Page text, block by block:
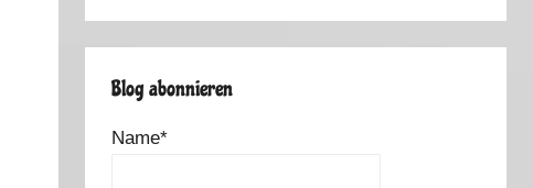
Blog abonnieren
Name*